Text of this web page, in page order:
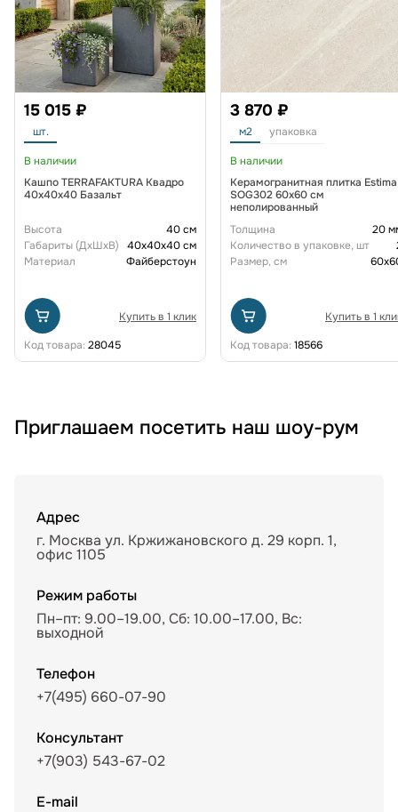
15 015 ₽
шт.
В наличии
Кашпо TERRAFAKTURA Квадро
40x40x40 Базальт
Высота
40 см
Габариты (ДxШxВ)
40x40x40 см
Материал
Файберстоун
Купить в 1 клик
Код товара: 28045
3 870 ₽
м2 упаковка
В наличии
Керамогранитная плитка Estima
SOG302 60х60 см
неполированный
Толщина
20
Количество в упаковке, шт
Размер, см
Купить в 1
Код товара: 18566
Приглашаем посетить наш шоу-рум
Адрес
г. Москва ул. Кржижановского д. 29 корп. 1,
офис 1105
Режим работы
Пн–пт: 9.00–19.00, Сб: 10.00–17.00, Вс:
выходной
Телефон
+7(495) 660-07-90
Консультант
+7(903) 543-67-02
E-mail